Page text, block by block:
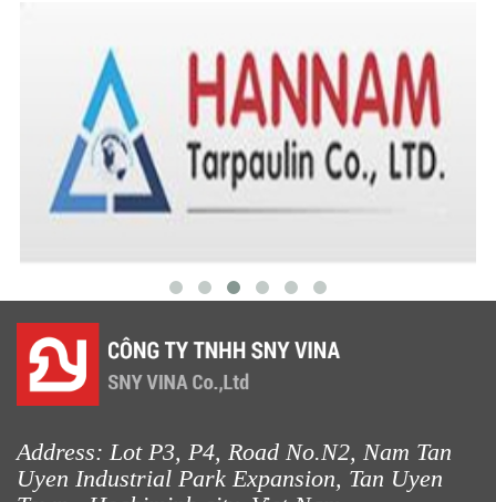
Address: Lot P3, P4, Road No.N2, Nam Tan
Uyen Industrial Park Expansion, Tan Uyen